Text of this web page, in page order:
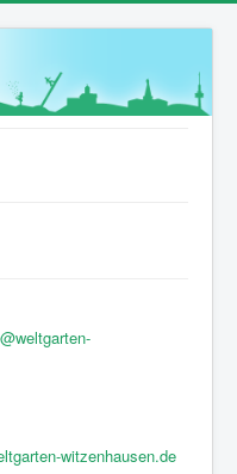
witzenhausen.de